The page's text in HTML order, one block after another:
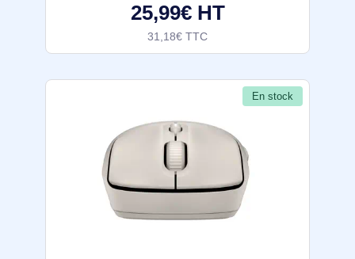
25,99€ HT
31,18€ TTC
En stock